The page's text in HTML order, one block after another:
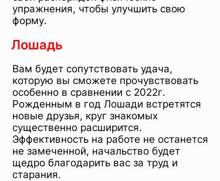
упражнения, чтобы улучшить свою
форму.
Лошадь
Вам будет сопутствовать удача,
которую вы сможете прочувствовать
особенно в сравнении с 2022г.
Рожденным в год Лошади встретятся
новые друзья, круг знакомых
существенно расширится.
Эффективность на работе не останется
не замеченной, начальство будет
щедро благодарить вас за труд и
старания.